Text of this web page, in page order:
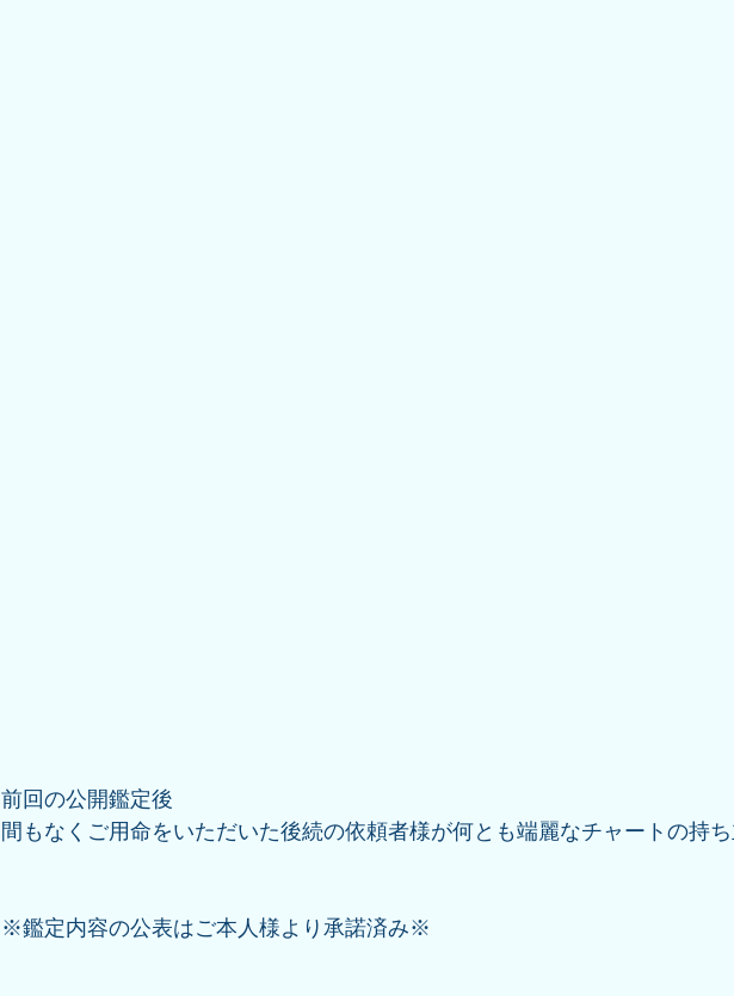
前回の公開鑑定後
間もなくご用命をいただいた後続の依頼者様が何とも端麗なチャートの持
※鑑定内容の公表はご本人様より承諾済み※